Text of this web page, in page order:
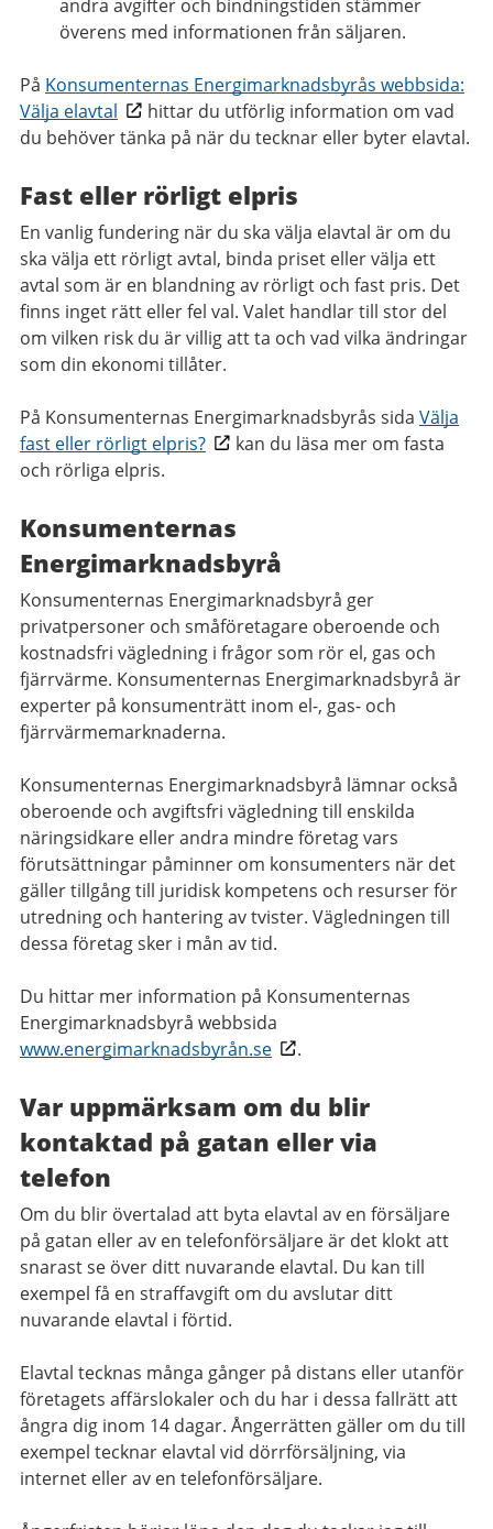
andra avgifter och bindningstiden stämmer
överens med informationen från säljaren.
På Konsumenternas Energimarknadsbyrås webbsida:
Välja elavtal
hittar du utförlig information om vad
du behöver tänka på när du tecknar eller byter elavtal.
Fast eller rörligt elpris
En vanlig fundering när du ska välja elavtal är om du
ska välja ett rörligt avtal, binda priset eller välja ett
avtal som är en blandning av rörligt och fast pris. Det
finns inget rätt eller fel val. Valet handlar till stor del
om vilken risk du är villig att ta och vad vilka ändringar
som din ekonomi tillåter.
På Konsumenternas Energimarknadsbyrås sida Välja
fast eller rörligt elpris?
kan du läsa mer om fasta
och rörliga elpris.
Konsumenternas
Energimarknadsbyrå
Konsumenternas Energimarknadsbyrå ger
privatpersoner och småföretagare oberoende och
kostnadsfri vägledning i frågor som rör el, gas och
fjärrvärme. Konsumenternas Energimarknadsbyrå är
experter på konsumenträtt inom el-, gas- och
fjärrvärmemarknaderna.
Konsumenternas Energimarknadsbyrå lämnar också
oberoende och avgiftsfri vägledning till enskilda
näringsidkare eller andra mindre företag vars
förutsättningar påminner om konsumenters när det
gäller tillgång till juridisk kompetens och resurser för
utredning och hantering av tvister. Vägledningen till
dessa företag sker i mån av tid.
Du hittar mer information på Konsumenternas
Energimarknadsbyrå webbsida
www.energimarknadsbyrån.se
.
Var uppmärksam om du blir
kontaktad på gatan eller via
telefon
Om du blir övertalad att byta elavtal av en försäljare
på gatan eller av en telefonförsäljare är det klokt att
snarast se över ditt nuvarande elavtal. Du kan till
exempel få en straffavgift om du avslutar ditt
nuvarande elavtal i förtid.
Elavtal tecknas många gånger på distans eller utanför
företagets affärslokaler och du har i dessa fallrätt att
ångra dig inom 14 dagar. Ångerrätten gäller om du till
exempel tecknar elavtal vid dörrförsäljning, via
internet eller av en telefonförsäljare.